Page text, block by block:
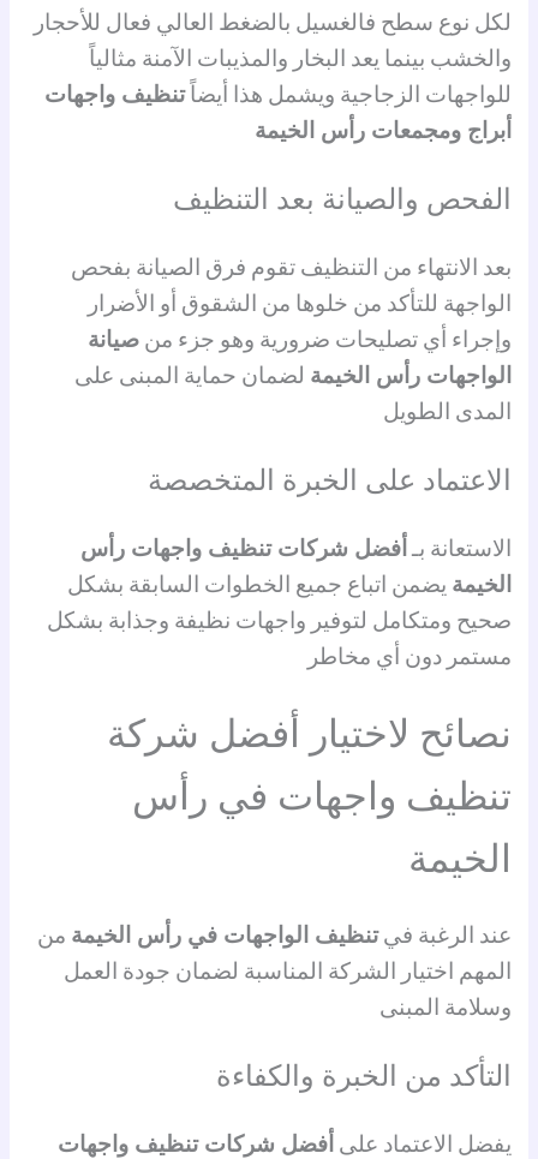
لكل نوع سطح فالغسيل بالضغط العالي فعال للأحجار
والخشب بينما يعد البخار والمذيبات الآمنة مثالياً
للواجهات الزجاجية ويشمل هذا أيضاًتنظيف واجهات
أبراج ومجمعات رأس الخيمة
الفحص والصيانة بعد التنظيف
بعد الانتهاء من التنظيف تقوم فرق الصيانة بفحص
الواجهة للتأكد من خلوها من الشقوق أو الأضرار
وإجراء أي تصليحات ضرورية وهو جزء منصيانة
الواجهات رأس الخيمة لضمان حماية المبنى على
المدى الطويل
الاعتماد على الخبرة المتخصصة
الاستعانة بـ أفضل شركات تنظيف واجهات رأس
الخيمة يضمن اتباع جميع الخطوات السابقة بشكل
صحيح ومتكامل لتوفير واجهات نظيفة وجذابة بشكل
مستمر دون أي مخاطر
نصائح لاختيار أفضل شركة
تنظيف واجهات في رأس
الخيمة
عند الرغبة فيتنظيف الواجهات في رأس الخيمة من
المهم اختيار الشركة المناسبة لضمان جودة العمل
وسلامة المبنى
التأكد من الخبرة والكفاءة
يفضل الاعتماد على أفضل شركات تنظيف واجهات